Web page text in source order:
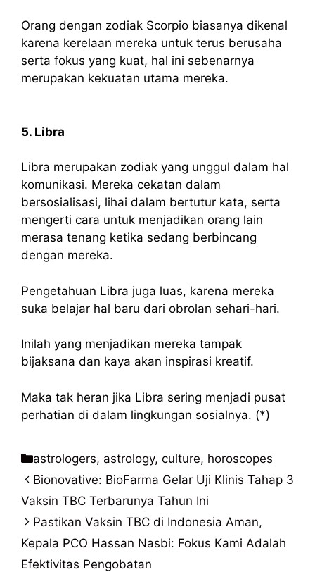
Orang dengan zodiak Scorpio biasanya dikenal
karena kerelaan mereka untuk terus berusaha
serta fokus yang kuat, hal ini sebenarnya
merupakan kekuatan utama mereka.
5. Libra
Libra merupakan zodiak yang unggul dalam hal
komunikasi. Mereka cekatan dalam
bersosialisasi, lihai dalam bertutur kata, serta
mengerti cara untuk menjadikan orang lain
merasa tenang ketika sedang berbincang
dengan mereka.
Pengetahuan Libra juga luas, karena mereka
suka belajar hal baru dari obrolan sehari-hari.
Inilah yang menjadikan mereka tampak
bijaksana dan kaya akan inspirasi kreatif.
Maka tak heran jika Libra sering menjadi pusat
perhatian di dalam lingkungan sosialnya. (*)
Kategori
astrologers, astrology, culture, horoscopes
Bionovative: BioFarma Gelar Uji Klinis Tahap 3
Vaksin TBC Terbarunya Tahun Ini
Pastikan Vaksin TBC di Indonesia Aman,
Kepala PCO Hassan Nasbi: Fokus Kami Adalah
Efektivitas Pengobatan